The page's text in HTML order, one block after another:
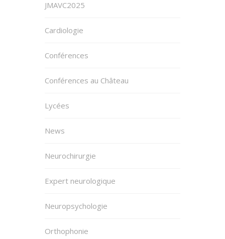
JMAVC2025
Cardiologie
Conférences
Conférences au Château
Lycées
News
Neurochirurgie
Expert neurologique
Neuropsychologie
Orthophonie